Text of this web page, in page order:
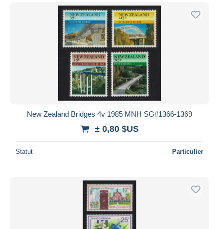
New Zealand Bridges 4v 1985 MNH SG#1366-1369
± 0,80 $US
Statut Particulier